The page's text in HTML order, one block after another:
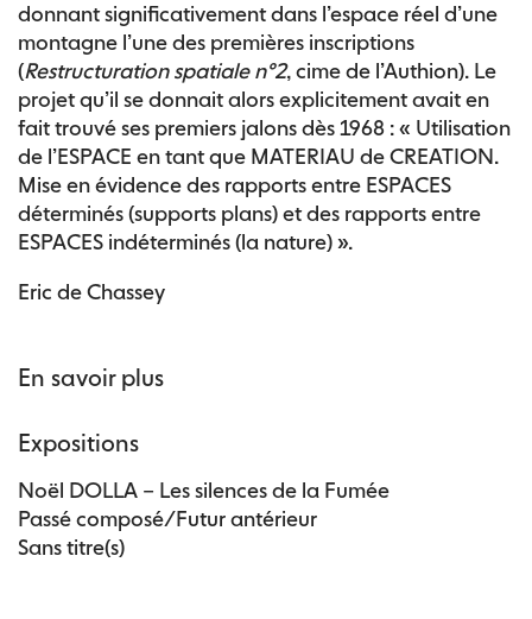
donnant significativement dans l’espace réel d’une
montagne l’une des premières inscriptions
(Restructuration spatiale n°2, cime de l’Authion). Le
projet qu’il se donnait alors explicitement avait en
fait trouvé ses premiers jalons dès 1968 : « Utilisation
de l’ESPACE en tant que MATERIAU de CREATION.
Mise en évidence des rapports entre ESPACES
déterminés (supports plans) et des rapports entre
ESPACES indéterminés (la nature) ».
Eric de Chassey
En savoir plus
Expositions
Noël DOLLA – Les silences de la Fumée
Passé composé/Futur antérieur
Sans titre(s)